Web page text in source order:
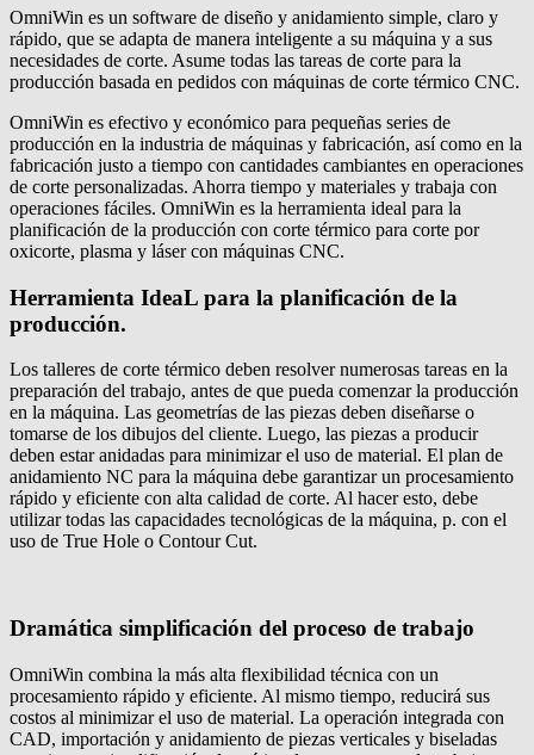
OmniWin es un software de diseño y anidamiento simple, claro y
rápido, que se adapta de manera inteligente a su máquina y a sus
necesidades de corte. Asume todas las tareas de corte para la
producción basada en pedidos con máquinas de corte térmico CNC.
OmniWin es efectivo y económico para pequeñas series de
producción en la industria de máquinas y fabricación, así como en la
fabricación justo a tiempo con cantidades cambiantes en operaciones
de corte personalizadas. Ahorra tiempo y materiales y trabaja con
operaciones fáciles. OmniWin es la herramienta ideal para la
planificación de la producción con corte térmico para corte por
oxicorte, plasma y láser con máquinas CNC.
Herramienta IdeaL para la planificación de la
producción.
Los talleres de corte térmico deben resolver numerosas tareas en la
preparación del trabajo, antes de que pueda comenzar la producción
en la máquina. Las geometrías de las piezas deben diseñarse o
tomarse de los dibujos del cliente. Luego, las piezas a producir
deben estar anidadas para minimizar el uso de material. El plan de
anidamiento NC para la máquina debe garantizar un procesamiento
rápido y eficiente con alta calidad de corte. Al hacer esto, debe
utilizar todas las capacidades tecnológicas de la máquina, p. con el
uso de True Hole o Contour Cut.
Dramática simplificación del proceso de trabajo
OmniWin combina la más alta flexibilidad técnica con un
procesamiento rápido y eficiente. Al mismo tiempo, reducirá sus
costos al minimizar el uso de material. La operación integrada con
CAD, importación y anidamiento de piezas verticales y biseladas